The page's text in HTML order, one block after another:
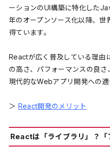
ーションのUI構築に特化した
年のオープンソース化以降、
得ています。
Reactが広く普及している理由
の高さ、パフォーマンスの良
現代的なWebアプリ開発への適
＞ React開発のメリット
Reactは「ライブラリ」？「